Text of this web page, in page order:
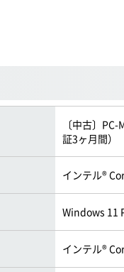
〔中古〕
証3ヶ月間）
インテル®
Windows 11
インテル®